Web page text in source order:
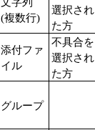
(複数行)
選択され
た方
添付ファ
イル
不具合を
選択され
た方
グループ